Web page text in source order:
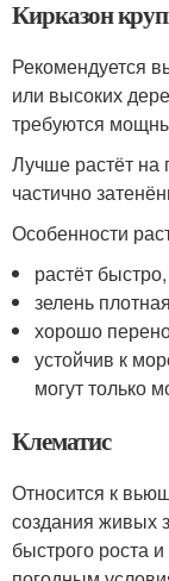
Кирказон
Рекомендуется
или высоких
требуются
Лучше растёт на
частично
Особенности
растёт
зелень
хорошо
устойчив к
могут только
Клематис
Относится к
создания живых
быстрого роста